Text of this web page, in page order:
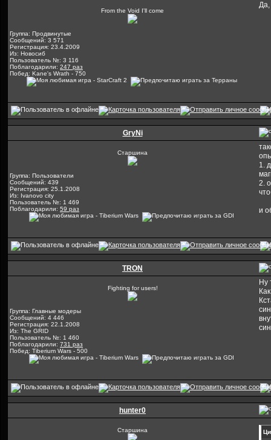
From the Void I'll come
Группа: Продвинутые
Сообщений: 3 571
Регистрация: 23.4.2009
Из: Новосиб
Пользователь №: 3 116
Поблагодарили: 247 раз
Побед: Kane's Wrath - 750
Да,
GryNi
Старшина
Группа: Пользователи
Сообщений: 439
Регистрация: 25.1.2008
Из: Ivanovo city
Пользователь №: 1 469
Поблагодарили: 59 раз
1.
2.
и
TRON
Fighting for users!
Группа: Главные модеры
Сообщений: 4 446
Регистрация: 22.1.2008
Из: The GRID
Пользователь №: 1 460
Поблагодарили: 731 раз
Побед: Tiberium Wars - 500
Ну
hunter0
Старшина